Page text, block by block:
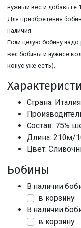
нужный вес и добавьте
Для приобретения
наличия.
Если целую бобину надо
вес бобины и нужное
конус уже есть).
Страна: Италия
Состав: 75%
Длина: 210м/
Цвет:
Бобины
В наличии
в корзину
В наличии
в корзину